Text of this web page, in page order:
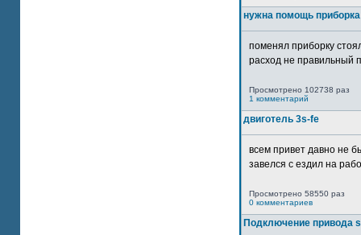
нужна помощь
поменял приборку
расход не правильный
Просмотрено 102738 раз
1 комментарий
двиготель 3s-fe
всем привет давно не
завелся с ездил на
Просмотрено 58550 раз
0 комментариев
Подключение привода